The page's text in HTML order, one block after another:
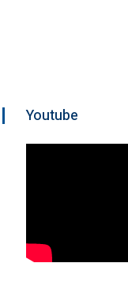
Youtube